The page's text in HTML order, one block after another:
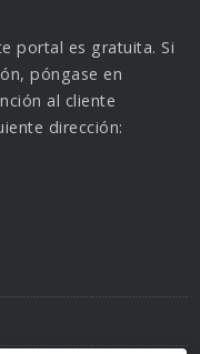
portal es gratuita. Si
póngase en
al cliente
dirección: